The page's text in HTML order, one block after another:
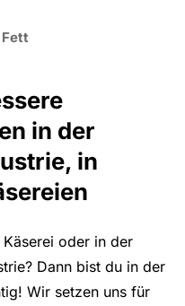
in der
in
oder in der
Dann bist du in der
Wir setzen uns für